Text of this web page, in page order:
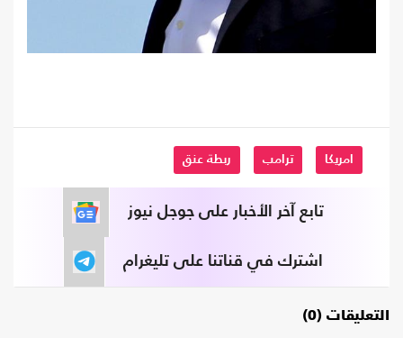
امريكا ترامب ربطة عنق
تابع آخر الأخبار على جوجل نيوز
اشترك في قناتنا على تليغرام
التعليقات (0)